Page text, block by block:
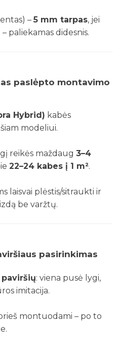
– 5 mm tarpas, jei
paliekamas didesnis.
paslėpto montavimo
Hybrid) kabės
modeliui.
reikės maždaug 3–4
22–24 kabes į 1 m².
laisvai plėstis/sitraukti ir
be varžtų.
pasirinkimas
: viena pusė lygi,
imitacija.
montuodami – po to